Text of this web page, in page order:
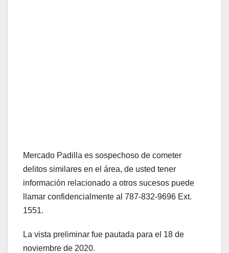
Mercado Padilla es sospechoso de cometer
delitos similares en el área, de usted tener
información relacionado a otros sucesos puede
llamar confidencialmente al 787-832-9696 Ext.
1551.
La vista preliminar fue pautada para el 18 de
noviembre de 2020.